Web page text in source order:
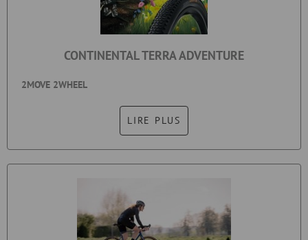
CONTINENTAL TERRA ADVENTURE
2MOVE 2WHEEL
LIRE PLUS